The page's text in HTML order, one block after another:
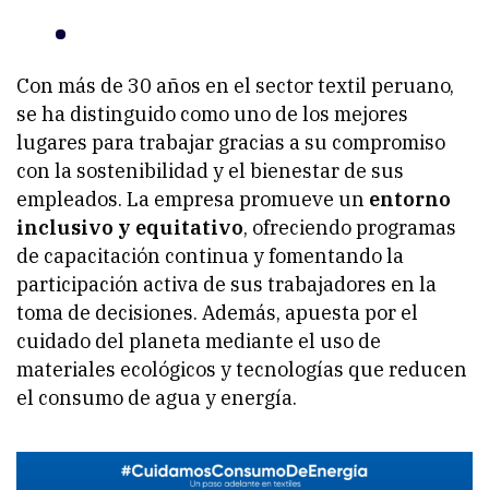
Con más de 30 años en el sector textil peruano,
se ha distinguido como uno de los mejores
lugares para trabajar gracias a su compromiso
con la sostenibilidad y el bienestar de sus
empleados. La empresa promueve un entorno
inclusivo y equitativo, ofreciendo programas
de capacitación continua y fomentando la
participación activa de sus trabajadores en la
toma de decisiones. Además, apuesta por el
cuidado del planeta mediante el uso de
materiales ecológicos y tecnologías que reducen
el consumo de agua y energía.